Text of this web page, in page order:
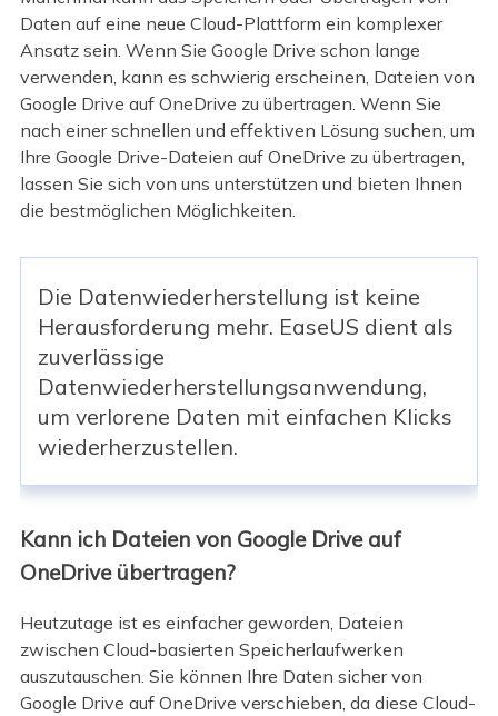
Daten auf eine neue Cloud-Plattform ein komplexer
Ansatz sein. Wenn Sie Google Drive schon lange
verwenden, kann es schwierig erscheinen, Dateien von
Google Drive auf OneDrive zu übertragen. Wenn Sie
nach einer schnellen und effektiven Lösung suchen, um
Ihre Google Drive-Dateien auf OneDrive zu übertragen,
lassen Sie sich von uns unterstützen und bieten Ihnen
die bestmöglichen Möglichkeiten.
Die Datenwiederherstellung ist keine
Herausforderung mehr. EaseUS dient als
zuverlässige
Datenwiederherstellungsanwendung,
um verlorene Daten mit einfachen Klicks
wiederherzustellen.
Kann ich Dateien von Google Drive auf
OneDrive übertragen?
Heutzutage ist es einfacher geworden, Dateien
zwischen Cloud-basierten Speicherlaufwerken
auszutauschen. Sie können Ihre Daten sicher von
Google Drive auf OneDrive verschieben, da diese Cloud-